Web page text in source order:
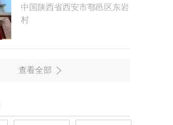
中国陕西省西安市鄠邑区东岩
村